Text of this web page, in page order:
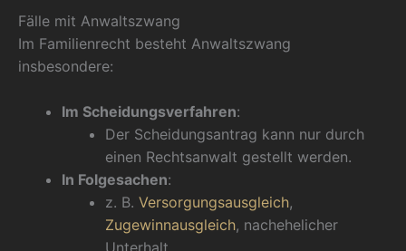
Fälle mit Anwaltszwang
Im Familienrecht besteht Anwaltszwang
insbesondere:
Im Scheidungsverfahren:
Der Scheidungsantrag kann nur durch
einen Rechtsanwalt gestellt werden.
In Folgesachen:
z. B. Versorgungsausgleich,
Zugewinnausgleich, nachehelicher